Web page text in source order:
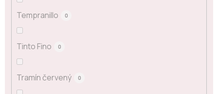
Tempranillo 0
Tinto Fino 0
Tramín červený 0